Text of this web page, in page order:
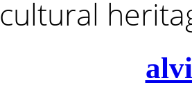
cultural